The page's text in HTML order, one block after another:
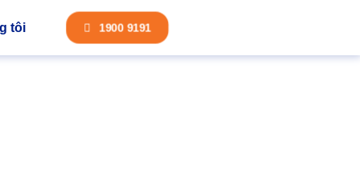
tôi 1900 9191